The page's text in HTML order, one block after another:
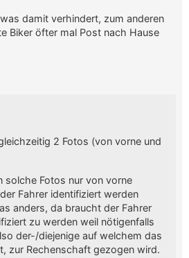
damit verhindert, zum anderen
Biker öfter mal Post nach Hause
2 Fotos (von vorne und
solche Fotos nur von vorne
Fahrer identifiziert werden
anders, da braucht der Fahrer
zu werden weil nötigenfalls
der-/diejenige auf welchem das
zur Rechenschaft gezogen wird.